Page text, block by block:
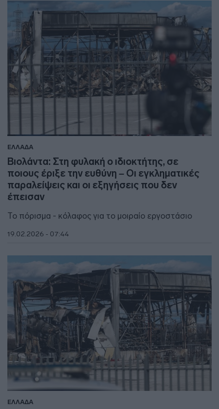
ΕΛΛΑΔΑ
Βιολάντα: Στη φυλακή ο ιδιοκτήτης, σε
ποιους έριξε την ευθύνη – Οι εγκληματικές
παραλείψεις και οι εξηγήσεις που δεν
έπεισαν
Το πόρισμα - κόλαφος για το μοιραίο εργοστάσιο
19.02.2026 - 07:44
ΕΛΛΑΔΑ